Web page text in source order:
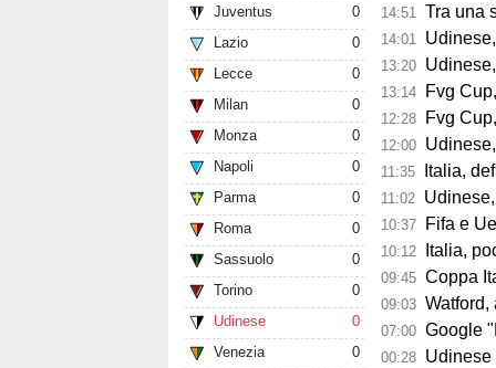
Juventus
0
Lazio
0
Lecce
0
Milan
0
Monza
0
Napoli
0
Parma
0
Roma
0
Sassuolo
0
Torino
0
Udinese
0
Venezia
0
14:51 Tra una
14:01 Udinese,
13:20 Udinese,
13:14 Fvg
12:28 Fvg
12:00 Udinese,
11:35 Italia,
11:02
10:37 Fifa e
10:12 Italia,
09:45 Coppa
09:03 Watford,
07:00 Google
00:28 Udinese